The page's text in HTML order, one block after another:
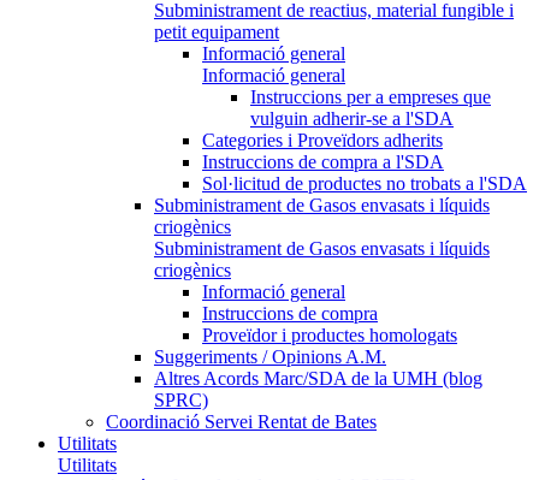
Subministrament de reactius, material fungible i
petit equipament
Informació general
Informació general
Instruccions per a empreses que
vulguin adherir-se a l'SDA
Categories i Proveïdors adherits
Instruccions de compra a l'SDA
Sol·licitud de productes no trobats a l'SDA
Subministrament de Gasos envasats i líquids
criogènics
Subministrament de Gasos envasats i líquids
criogènics
Informació general
Instruccions de compra
Proveïdor i productes homologats
Suggeriments / Opinions A.M.
Altres Acords Marc/SDA de la UMH (blog
SPRC)
Coordinació Servei Rentat de Bates
Utilitats
Utilitats